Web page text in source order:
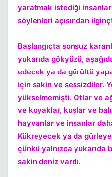
yaratmak istediği insanlar
söylenleri açısından
Başlangıçta sonsuz
yukarıda gökyüzü,
edecek ya da gürültü
için sakin ve sessizdiler.
yükselmemişti. Otlar ve
ve koyaklar, kuşlar ve
hayvanlar ve insanlar
Kükreyecek ya da
çünkü yalnızca yukarıda
sakin deniz vardı.